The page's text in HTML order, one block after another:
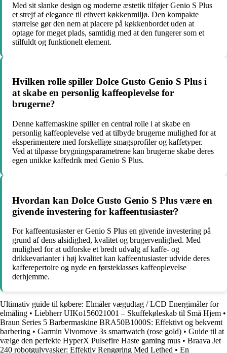
Med sit slanke design og moderne æstetik tilføjer Genio S Plus
et strejf af elegance til ethvert køkkenmiljø. Den kompakte
størrelse gør den nem at placere på køkkenbordet uden at
optage for meget plads, samtidig med at den fungerer som et
stilfuldt og funktionelt element.
Hvilken rolle spiller Dolce Gusto Genio S Plus i
at skabe en personlig kaffeoplevelse for
brugerne?
Denne kaffemaskine spiller en central rolle i at skabe en
personlig kaffeoplevelse ved at tilbyde brugerne mulighed for at
eksperimentere med forskellige smagsprofiler og kaffetyper.
Ved at tilpasse brygningsparametrene kan brugerne skabe deres
egen unikke kaffedrik med Genio S Plus.
Hvordan kan Dolce Gusto Genio S Plus være en
givende investering for kaffeentusiaster?
For kaffeentusiaster er Genio S Plus en givende investering på
grund af dens alsidighed, kvalitet og brugervenlighed. Med
mulighed for at udforske et bredt udvalg af kaffe- og
drikkevarianter i høj kvalitet kan kaffeentusiaster udvide deres
kafferepertoire og nyde en førsteklasses kaffeoplevelse
derhjemme.
Ultimativ guide til købere: Elmåler vægudtag / LCD Energimåler for
elmåling • Liebherr UIKo156021001 – Skuffekøleskab til Små Hjem •
Braun Series 5 Barbermaskine BRA50B1000S: Effektivt og bekvemt
barbering • Garmin Vivomove 3s smartwatch (rose gold) • Guide til at
vælge den perfekte HyperX Pulsefire Haste gaming mus • Braava Jet
240 robotgulvvasker: Effektiv Rengøring Med Lethed • En